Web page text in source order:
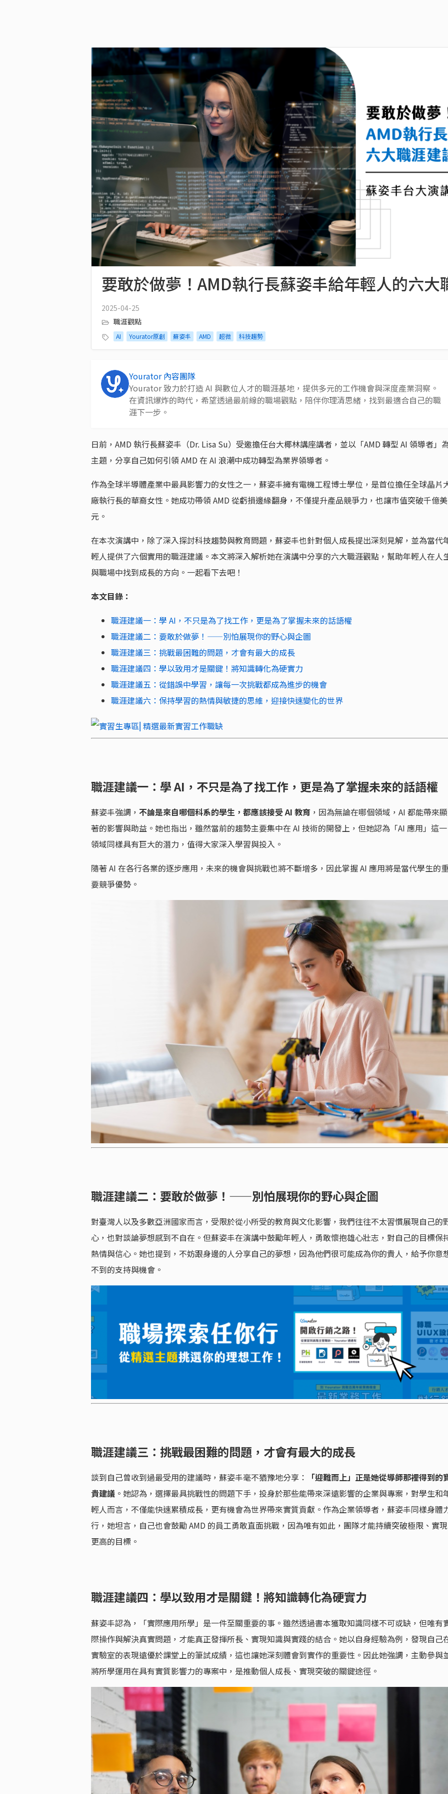
要敢於做夢！AMD執行長蘇姿丰給年輕人的六大
2025-04-25
職涯觀點
AI Yourator原創 蘇姿丰 AMD 超微 科技趨勢
Yourator 內容團隊
Yourator 致力於打造 AI 與數位人才的職涯基地，提供多元的工作機會與深度產業洞察。
在資訊爆炸的時代，希望透過最前線的職場觀點，陪伴你理清思緒，找到最適合自己的職
涯下一步。
日前，AMD 執行長蘇姿丰（Dr. Lisa Su）受邀擔任台大椰林講座講者，並以「AMD 轉型 AI 領導者」
主題，分享自己如何引領 AMD 在 AI 浪潮中成功轉型為業界領導者。
作為全球半導體產業中最具影響力的女性之一，蘇姿丰擁有電機工程博士學位，是首位擔任全球晶片
廠執行長的華裔女性。她成功帶領 AMD 從虧損邊緣翻身，不僅提升產品競爭力，也讓市值突破千億美
元。
在本次演講中，除了深入探討科技趨勢與教育問題，蘇姿丰也針對個人成長提出深刻見解，並為當代
輕人提供了六個實用的職涯建議。本文將深入解析她在演講中分享的六大職涯觀點，幫助年輕人在人
與職場中找到成長的方向。一起看下去吧！
本文目錄：
職涯建議一：學 AI，不只是為了找工作，更是為了掌握未來的話語權
職涯建議二：要敢於做夢！——別怕展現你的野心與企圖
職涯建議三：挑戰最困難的問題，才會有最大的成長
職涯建議四：學以致用才是關鍵！將知識轉化為硬實力
職涯建議五：從錯誤中學習，讓每一次挑戰都成為進步的機會
職涯建議六：保持學習的熱情與敏捷的思維，迎接快速變化的世界
職涯建議一：學 AI，不只是為了找工作，更是為了掌握未來的話語權
蘇姿丰強調， 不論是來自哪個科系的學生，都應該接受 AI 教育 ，因為無論在哪個領域，AI 都能帶來顯
著的影響與助益。她也指出，雖然當前的趨勢主要集中在 AI 技術的開發上，但她認為「AI 應用」這一
領域同樣具有巨大的潛力，值得大家深入學習與投入。
隨著 AI 在各行各業的逐步應用，未來的機會與挑戰也將不斷增多，因此掌握 AI 應用將是當代學生的
要競爭優勢。
職涯建議二：要敢於做夢！——別怕展現你的野心與企圖
對臺灣人以及多數亞洲國家而言，受限於從小所受的教育與文化影響，我們往往不太習慣展現自己的
心，也對談論夢想感到不自在。但蘇姿丰在演講中鼓勵年輕人，勇敢懷抱雄心壯志，對自己的目標保
熱情與信心。她也提到，不妨跟身邊的人分享自己的夢想，因為他們很可能成為你的貴人，給予你意
不到的支持與機會。
職涯建議三：挑戰最困難的問題，才會有最大的成長
談到自己曾收到過最受用的建議時，蘇姿丰毫不猶豫地分享：
「迎難而上」正是她從導師那裡得到的
貴建議 。她認為，選擇最具挑戰性的問題下手，投身於那些能帶來深遠影響的企業與專案，對學生和
輕人而言，不僅能快速累積成長，更有機會為世界帶來實質貢獻。作為企業領導者，蘇姿丰同樣身體
行，她坦言，自己也會鼓勵 AMD 的員工勇敢直面挑戰，因為唯有如此，團隊才能持續突破極限、實現
更高的目標。
職涯建議四：學以致用才是關鍵！將知識轉化為硬實力
蘇姿丰認為，「實際應用所學」是一件至關重要的事。雖然透過書本獲取知識同樣不可或缺，但唯有
際操作與解決真實問題，才能真正發揮所長、實現知識與實踐的結合。她以自身經驗為例，發現自己
實驗室的表現遠優於課堂上的筆試成績，這也讓她深刻體會到實作的重要性。因此她強調，主動參與
將所學運用在具有實質影響力的專案中，是推動個人成長、實現突破的關鍵途徑。